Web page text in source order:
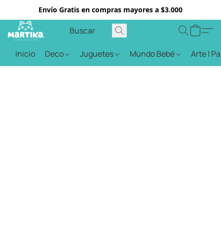
Envío Gratis en compras mayores a $3.000
Inicio Deco Juguetes Mundo Bebé Arte |